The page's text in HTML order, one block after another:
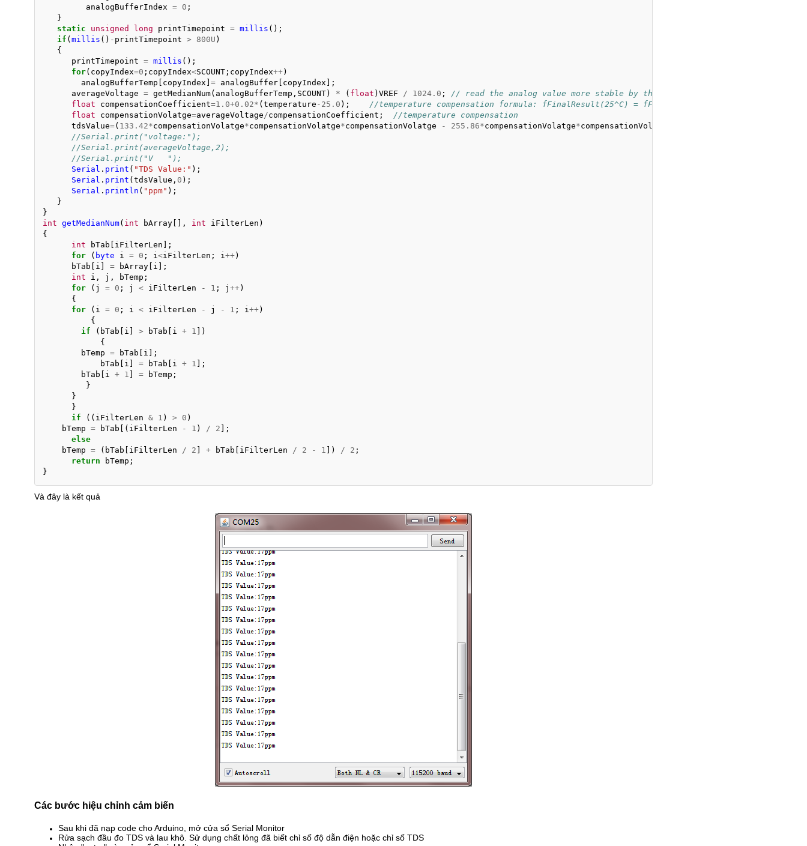
analogBufferIndex = 0 ;
}
static
unsigned long printTimepoint = millis ();
if ( millis () - printTimepoint > 800U )
{
printTimepoint = millis ();
for( copyIndex=0 ; copyIndex<SCOUNT ; copyIndex++)
analogBufferTemp
copyIndex = analogBuffer copyIndex ];
averageVoltage = getMedianNum( analogBufferTemp , SCOUNT) * ( float ) VREF / 1024.0 ;
// read the analog value more stable by the median filtering algorithm,
float
compensationCoefficient=1.0+0.02* ( temperature - 25.0 );
//temperature compensation formula: fFinalResult(25^C) = fFinalResult(current)/
float
compensationVolatge=averageVoltage/compensationCoefficient ;
//temperature compensation
tdsValue=( 133.42*compensationVolatge*compensationVolatge*compensationVolatge - 255.86*compensationVolatge*compensationVolatge
//Serial.print("voltage:");
//Serial.print(averageVoltage,2);
//Serial.print("V   ");
Serial . print ( "TDS Value:" );
Serial . print ( tdsValue , 0 );
Serial . println ( "ppm" );
}
}
int getMedianNum( int bArray [], int iFilterLen )
{
int
bTab iFilterLen ];
for
( byte i = 0 ; i<iFilterLen ; i++)
bTab
i = bArray i ];
int
i , j , bTemp ;
for
( j = 0 ; j < iFilterLen - 1 ; j ++)
{
for
( i = 0 ; i < iFilterLen - j - 1 ; i++)
{
if
( bTab i > bTab i + 1 ])
{
bTemp = bTab i ];
bTab
i = bTab i + 1 ];
bTab
i + 1 = bTemp ;
}
}
}
if
(( iFilterLen & 1 ) > 0 )
bTemp = bTab [( iFilterLen - 1 ) / 2 ];
else
bTemp = ( bTab iFilterLen / 2 + bTab iFilterLen / 2 - 1 ]) / 2 ;
return
bTemp ;
}
Và đây là kết quả
Các bước hiệu chỉnh cảm biến
Sau khi đã nạp code cho Arduino, mở cửa sổ Serial Monitor
Rửa sạch đầu đo TDS và lau khô. Sử dụng chất lỏng đã biết chỉ số độ dẫn điện hoặc chỉ số TDS